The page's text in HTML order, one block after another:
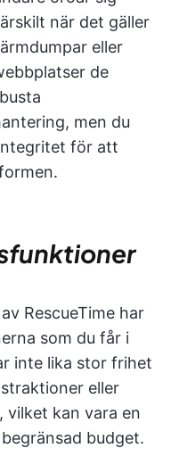
när det gäller
eller
de
men du
för att
RescueTime har
som du får i
inte lika stor frihet
eller
vilket kan vara en
budget.